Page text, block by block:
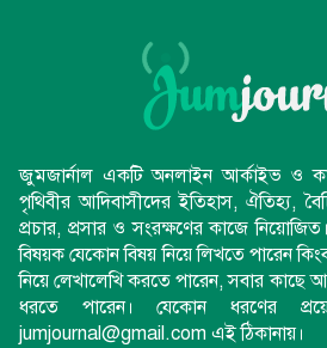
জুমজার্নাল একটি অনলাইন আর্কাইভ ও
পৃথিবীর আদিবাসীদের ইতিহাস, ঐতিহ্য,
প্রচার, প্রসার ও সংরক্ষণের কাজে
বিষয়ক যেকোন বিষয় নিয়ে লিখতে পারেন
নিয়ে লেখালেখি করতে পারেন, সবার কাছে
ধরতে পারেন। যেকোন ধরণের
jumjournal@gmail.com এই ঠিকানায়।